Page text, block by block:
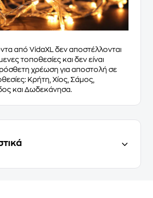
από VidaXL δεν αποστέλλονται
τοποθεσίες και δεν είναι
χρέωση για αποστολή σε
Κρήτη, Χίος, Σάμος,
και Δωδεκάνησα.